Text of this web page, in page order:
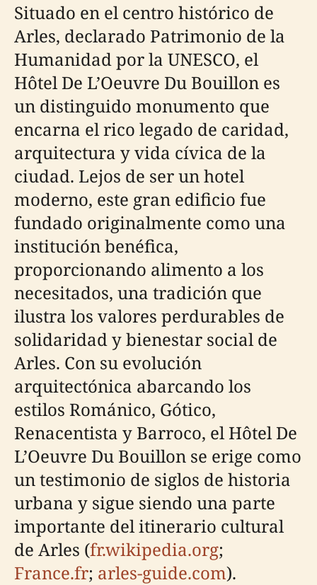
Situado en el centro histórico de
Arles, declarado Patrimonio de la
Humanidad por la UNESCO, el
Hôtel De L’Oeuvre Du Bouillon es
un distinguido monumento que
encarna el rico legado de caridad,
arquitectura y vida cívica de la
ciudad. Lejos de ser un hotel
moderno, este gran edificio fue
fundado originalmente como una
institución benéfica,
proporcionando alimento a los
necesitados, una tradición que
ilustra los valores perdurables de
solidaridad y bienestar social de
Arles. Con su evolución
arquitectónica abarcando los
estilos Románico, Gótico,
Renacentista y Barroco, el Hôtel De
L’Oeuvre Du Bouillon se erige como
un testimonio de siglos de historia
urbana y sigue siendo una parte
importante del itinerario cultural
de Arles (fr.wikipedia.org;
France.fr; arles-guide.com).